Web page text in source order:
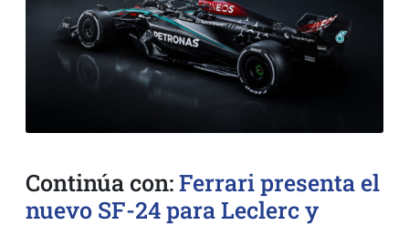
Continúa con:Ferrari presenta el
nuevo SF-24 para Leclerc y